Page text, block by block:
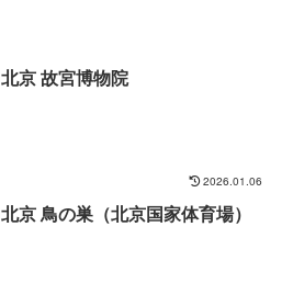
北京 故宮博物院
2026.01.06
北京 鳥の巣（北京国家体育場）